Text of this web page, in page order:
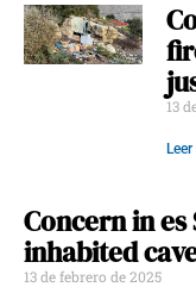
13
Concern in
inhabited
13 de febrero de 2025